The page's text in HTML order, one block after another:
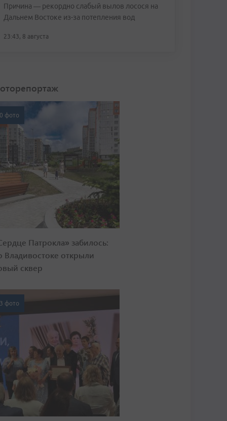
Причина — рекордно слабый вылов лосося на
Дальнем Востоке из-за потепления вод
23:43, 8 августа
фото
Патрокла» забилось:
Владивостоке открыли
сквер
фото